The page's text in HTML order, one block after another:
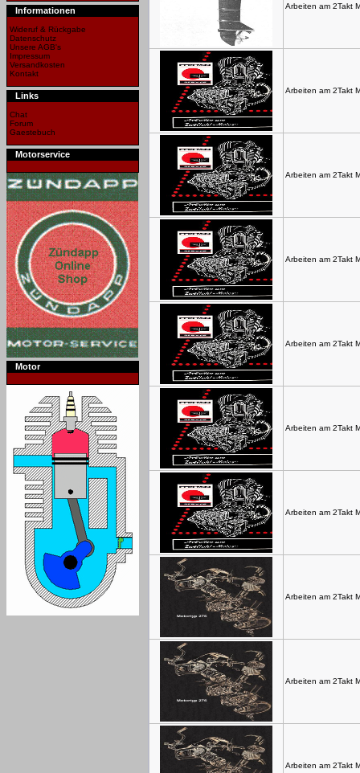
Informationen
Wideruf & Rückgabe
Datenschutz
Unsere AGB's
Impressum
Versandkosten
Kontakt
Links
Chat
Forum
Gaestebuch
Motorservice
Motor
Arbeiten am 2Takt
Arbeiten am 2Takt
Arbeiten am 2Takt
Arbeiten am 2Takt
Arbeiten am 2Takt
Arbeiten am 2Takt
Arbeiten am 2Takt
Arbeiten am 2Takt
Arbeiten am 2Takt
Arbeiten am 2Takt